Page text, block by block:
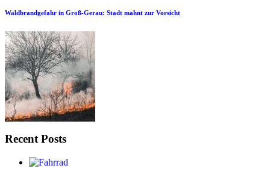
Waldbrandgefahr in Groß-Gerau: Stadt mahnt zur Vorsicht
Recent Posts